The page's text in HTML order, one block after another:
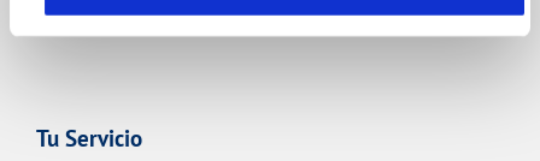
OTRAS GESTIONES
Tu Servicio